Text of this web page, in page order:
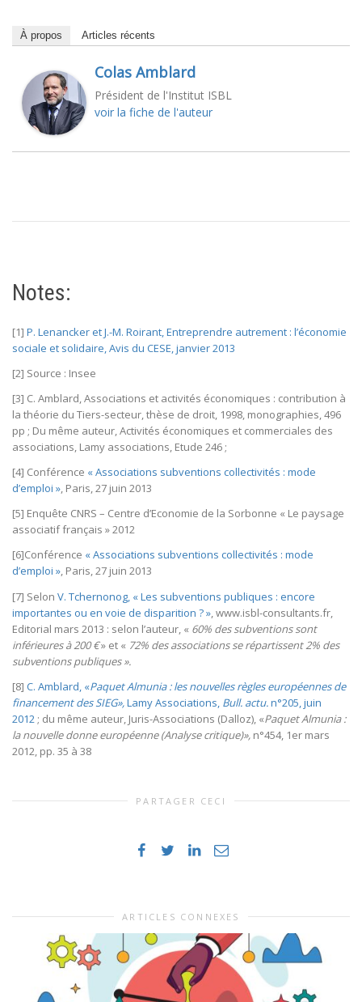
À propos Articles récents
Colas Amblard
Président de l'Institut ISBL
voir la fiche de l'auteur
Notes:
[1] P. Lenancker et J.-M. Roirant, Entreprendre autrement : l’économie
sociale et solidaire, Avis du CESE, janvier 2013
[2] Source : Insee
[3] C. Amblard, Associations et activités économiques : contribution à
la théorie du Tiers-secteur, thèse de droit, 1998, monographies, 496
pp ; Du même auteur, Activités économiques et commerciales des
associations, Lamy associations, Etude 246 ;
[4] Conférence « Associations subventions collectivités : mode
d’emploi », Paris, 27 juin 2013
[5] Enquête CNRS – Centre d’Economie de la Sorbonne « Le paysage
associatif français » 2012
[6]Conférence « Associations subventions collectivités : mode
d’emploi », Paris, 27 juin 2013
[7] Selon V. Tchernonog, « Les subventions publiques : encore
importantes ou en voie de disparition ? » , www.isbl-consultants.fr,
Editorial mars 2013 : selon l’auteur, « 60% des subventions sont
inférieures à 200 €» et « 72% des associations se répartissent 2% des
subventions publiques ».
[8] C. Amblard, «Paquet Almunia : les nouvelles règles européennes de
financement des SIEG»,Lamy Associations, Bull. actu.n°205, juin
2012 ; du même auteur, Juris-Associations (Dalloz), «Paquet Almunia :
la nouvelle donne européenne (Analyse critique)», n°454, 1er mars
2012, pp. 35 à 38
PARTAGER CECI
ARTICLES CONNEXES